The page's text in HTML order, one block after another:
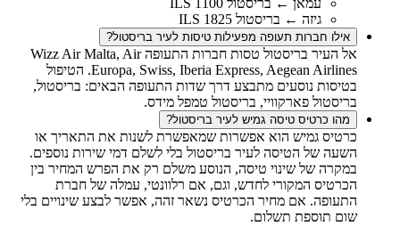
עמאן ← בריסטול 1100 ILS
גיזה ← בריסטול 1825 ILS
אילו חברות תעופה מפעילות טיסות לעיר בריסטול?
אל העיר בריסטול טסות חברות התעופה Wizz Air Malta, Air
Europa, Swiss, Iberia Express, Aegean Airlines. הטיפול
בטיסות נוסעים מתבצע דרך שדות התעופה הבאים: בריסטול,
בריסטול פארקוויי, בריסטול טמפל מידס.
מהו כרטיס טיסה גמיש לעיר בריסטול?
כרטיס גמיש הוא אפשרות שמאפשרת לשנות את התאריך או
השעה של הטיסה לעיר בריסטול בלי לשלם דמי שירות נוספים.
במקרה של שינוי טיסה, הנוסע משלם רק את הפרש המחיר בין
הכרטיס המקורי לחדש, וגם, אם רלוונטי, עמלה של חברת
התעופה. אם מחיר הכרטיס נשאר זהה, אפשר לבצע שינויים בלי
שום תוספת תשלום.